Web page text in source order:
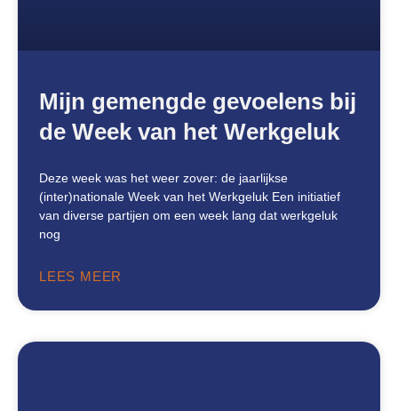
Mijn gemengde gevoelens bij
de Week van het Werkgeluk
Deze week was het weer zover: de jaarlijkse
(inter)nationale Week van het Werkgeluk Een initiatief
van diverse partijen om een week lang dat werkgeluk
nog
LEES MEER